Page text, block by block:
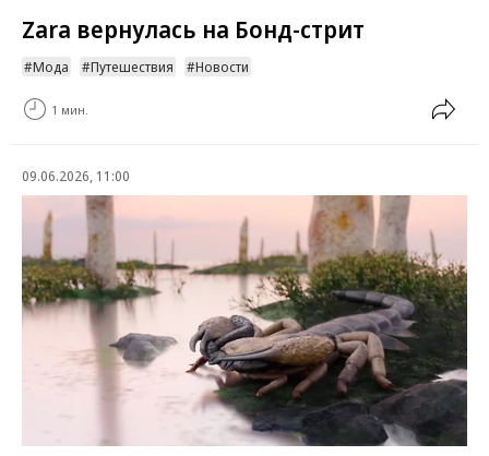
Zara вернулась на Бонд-стрит
Мода Путешествия Новости
1 мин.
09.06.2026, 11:00